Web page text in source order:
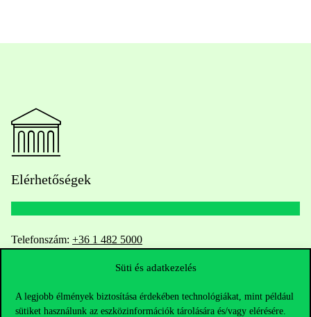
Süti és adatkezelés
A legjobb élmények biztosítása érdekében technológiákat, mint például
sütiket használunk az eszközinformációk tárolására és/vagy elérésére.
Elérhetőségek
Telefonszám: +36 1 482 5000
Kérdésed van a felvételivel kapcsolatban?
Oktatói elérhetőségek